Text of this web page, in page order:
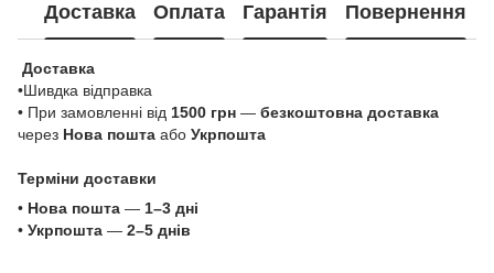
Доставка Оплата Гарантія Повернення
Доставка
•Шивдка відправка
• При замовленні від 1500 грн — безкоштовна доставка
через Нова пошта або Укрпошта
Терміни доставки
• Нова пошта — 1–3 дні
• Укрпошта — 2–5 днів